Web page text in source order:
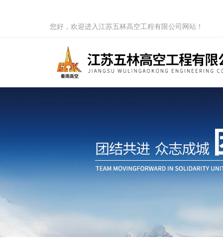
您好，欢迎进入江苏五林高空工程有限公司网站！